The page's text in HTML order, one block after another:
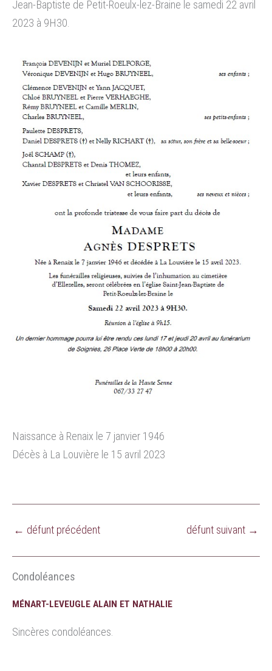
Jean-Baptiste de Petit-Roeulx-lez-Braine le samedi 22 avril
2023 à 9H30.
Naissance à Renaix le 7 janvier 1946
Décès à La Louvière le 15 avril 2023
← défunt précédent défunt suivant →
Condoléances
MÉNART-LEVEUGLE ALAIN ET NATHALIE
Sincères condoléances.